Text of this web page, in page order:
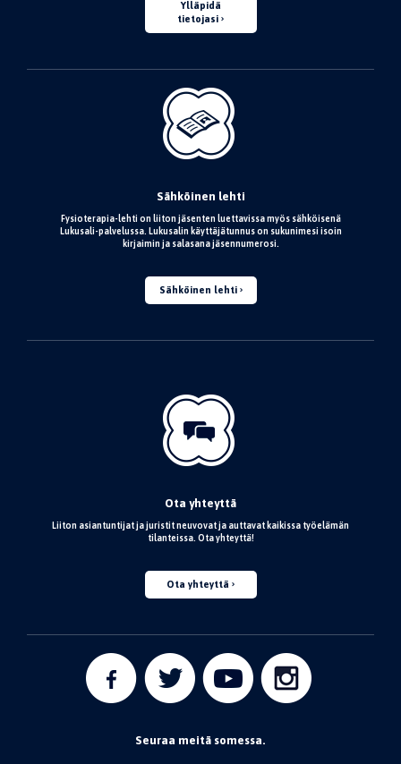
Ylläpidä
tietojasi
Sähköinen lehti
Fysioterapia-lehti on liiton jäsenten luettavissa myös sähköisenä
Lukusali-palvelussa. Lukusalin käyttäjätunnus on sukunimesi isoin
kirjaimin ja salasana jäsennumerosi.
Sähköinen lehti
Ota yhteyttä
Liiton asiantuntijat ja juristit neuvovat ja auttavat kaikissa työelämän
tilanteissa. Ota yhteyttä!
Ota yhteyttä
Seuraa meitä somessa.